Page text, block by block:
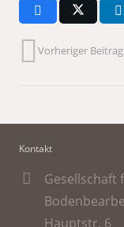
Vorheriger Beitrag
Kontakt
Gesellschaft
Hauptstr. 6